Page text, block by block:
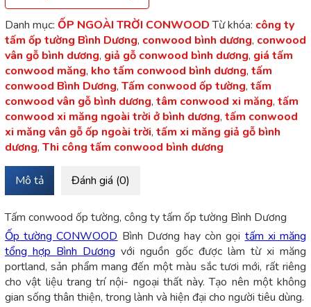
Danh mục: ỐP NGOÀI TRỜI CONWOOD Từ khóa: công ty
tấm ốp tường Bình Dương, conwood bình dương, conwood
vân gỗ bình dương, giả gỗ conwood bình dương, giá tấm
conwood măng, kho tấm conwood bình dương, tấm
conwood Bình Dương, Tấm conwood ốp tường, tấm
conwood vân gỗ bình dương, tâm conwood xi măng, tấm
conwood xi măng ngoài trời ở bình dương, tấm conwood
xi măng vân gỗ ốp ngoài trời, tấm xi măng giả gỗ bình
dương, Thi công tấm conwood bình dương
Mô tả Đánh giá (0)
Tấm conwood ốp tường, công ty tấm ốp tường Bình Dương
Ốp tường CONWOOD Bình Dương hay còn gọi tấm xi măng
tổng hợp Bình Dương với nguồn gốc được làm từ xi măng
portland, sản phẩm mang đến một màu sắc tươi mới, rất riêng
cho vật liệu trang trí nội- ngoại thất này. Tạo nên một không
gian sống thân thiện, trong lành và hiện đại cho người tiêu dùng.